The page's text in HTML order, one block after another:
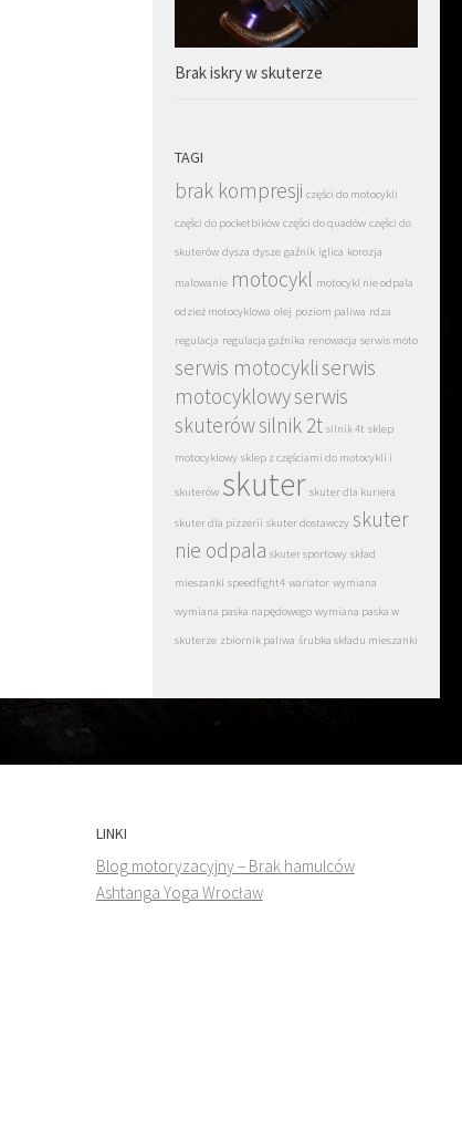
Brak iskry w skuterze
TAGI
brak kompresji części do motocykli
części do pocketbików części do quadów części do
skuterów dysza dysze gaźnik iglica korozja
malowanie motocykl motocykl nie odpala
odzież motocyklowa olej poziom paliwa rdza
regulacja regulacja gaźnika renowacja serwis moto
serwis motocykliserwis
motocyklowyserwis
skuterówsilnik 2t silnik 4t sklep
motocyklowy sklep z częściami do motocykli i
skuterów skuter skuter dla kuriera
skuter dla pizzerii skuter dostawczy skuter
nie odpala skuter sportowy skład
mieszanki speedfight4 wariator wymiana
wymiana paska napędowego wymiana paska w
skuterze zbiornik paliwa śrubka składu mieszanki
LINKI
Blog motoryzacyjny – Brak hamulców
Ashtanga Yoga Wrocław